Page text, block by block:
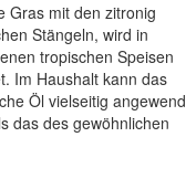
Gras mit den zitronig
Stängeln, wird in
tropischen Speisen
Im Haushalt kann das
Öl vielseitig
das des gewöhnlichen